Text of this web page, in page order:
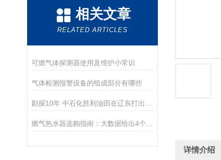
相关文章
RELATED ARTICLES
可燃气体探测器使用及维护小常识
气体检测报警设备的组成部分有哪些
详情介绍